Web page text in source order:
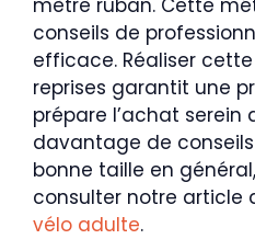
mètre ruban. Cette
conseils de
efficace. Réaliser
reprises garantit une
prépare l’achat serein
davantage de
bonne taille en
consulter notre article
vélo adulte.